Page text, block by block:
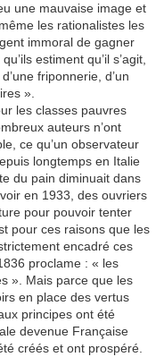
une mauvaise image et
les rationalistes les
immoral de gagner
estiment qu’il s’agit,
friponnerie, d’un
».
les classes pauvres
auteurs n’ont
ce qu’un observateur
longtemps en Italie
du pain diminuait dans
en 1933, des ouvriers
pour pouvoir tenter
pour ces raisons que les
encadré ces
proclame : « les
». Mais parce que les
en place des vertus
principes ont été
devenue Française
créés et ont prospéré.